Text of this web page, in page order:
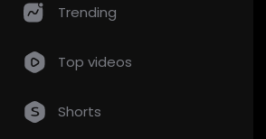
Trending
Top videos
Shorts